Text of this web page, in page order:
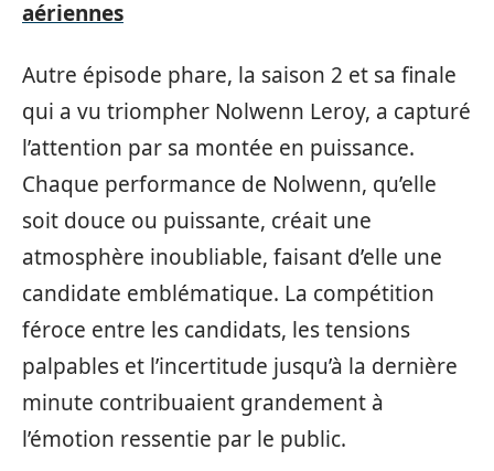
aériennes
Autre épisode phare, la saison 2 et sa finale
qui a vu triompher Nolwenn Leroy, a capturé
l’attention par sa montée en puissance.
Chaque performance de Nolwenn, qu’elle
soit douce ou puissante, créait une
atmosphère inoubliable, faisant d’elle une
candidate emblématique. La compétition
féroce entre les candidats, les tensions
palpables et l’incertitude jusqu’à la dernière
minute contribuaient grandement à
l’émotion ressentie par le public.